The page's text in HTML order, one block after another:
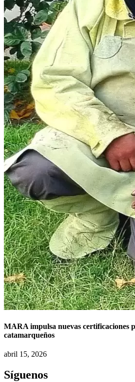
MARA impulsa nuevas certificaciones
catamarqueños
abril 15, 2026
Síguenos